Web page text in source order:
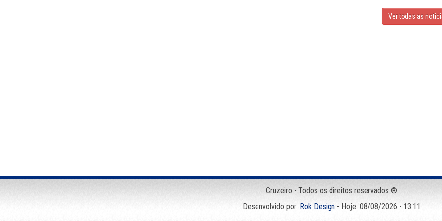
Ver todas as
Cruzeiro - Todos os direitos reservados ®
Desenvolvido por: Rok Design- Hoje: 08/08/2026 - 13:11